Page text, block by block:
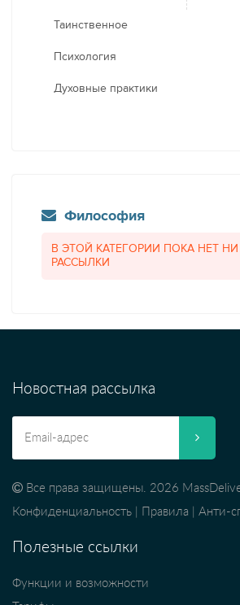
Таинственное
Психология
Духовные практики
Философия
В ЭТОЙ КАТЕГОРИИ ПОКА НЕТ
РАССЫЛКИ
Новостная рассылка
Все права защищены. 2026
Конфиденциальность
Правила Анти-
Полезные ссылки
Функции и возможности